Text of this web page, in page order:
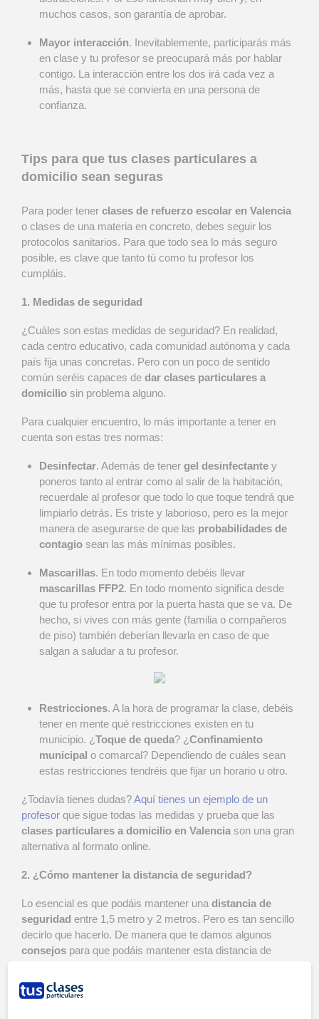
muchos casos, son garantía de aprobar.
Mayor interacción. Inevitablemente, participarás más
en clase y tu profesor se preocupará más por hablar
contigo. La interacción entre los dos irá cada vez a
más, hasta que se convierta en una persona de
confianza.
Tips para que tus clases particulares a
domicilio sean seguras
Para poder tener clases de refuerzo escolar en Valencia
o clases de una materia en concreto, debes seguir los
protocolos sanitarios. Para que todo sea lo más seguro
posible, es clave que tanto tú como tu profesor los
cumpláis.
1. Medidas de seguridad
¿Cuáles son estas medidas de seguridad? En realidad,
cada centro educativo, cada comunidad autónoma y cada
país fija unas concretas. Pero con un poco de sentido
común seréis capaces de dar clases particulares a
domicilio sin problema alguno.
Para cualquier encuentro, lo más importante a tener en
cuenta son estas tres normas:
Desinfectar. Además de tener gel desinfectante y
poneros tanto al entrar como al salir de la habitación,
recuerdale al profesor que todo lo que toque tendrá que
limpiarlo detrás. Es triste y laborioso, pero es la mejor
manera de asegurarse de que las probabilidades de
contagio sean las más mínimas posibles.
Mascarillas. En todo momento debéis llevar
mascarillas FFP2. En todo momento significa desde
que tu profesor entra por la puerta hasta que se va. De
hecho, si vives con más gente (familia o compañeros
de piso) también deberían llevarla en caso de que
salgan a saludar a tu profesor.
Restricciones. A la hora de programar la clase, debéis
tener en mente qué restricciones existen en tu
municipio. ¿Toque de queda? ¿Confinamiento
municipal o comarcal? Dependiendo de cuáles sean
estas restricciones tendréis que fijar un horario u otro.
¿Todavía tienes dudas?Aquí tienes un ejemplo de un
profesor que sigue todas las medidas y prueba que las
clases particulares a domicilio en Valencia son una gran
alternativa al formato online.
2. ¿Cómo mantener la distancia de seguridad?
Lo esencial es que podáis mantener una distancia de
seguridad entre 1,5 metro y 2 metros. Pero es tan sencillo
decirlo que hacerlo. De manera que te damos algunos
consejos para que podáis mantener esta distancia de
Presentaciones